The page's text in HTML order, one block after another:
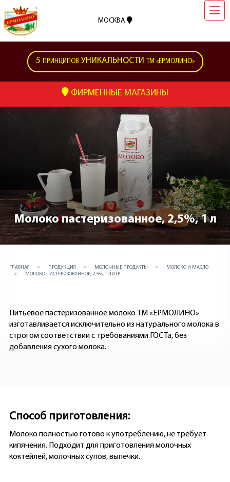
МОСКВА
5 ПРИНЦИПОВ УНИКАЛЬНОСТИ ТМ «ЕРМОЛИНО»
ФИРМЕННЫЕ МАГАЗИНЫ
Молоко пастеризованное, 2,5%, 1 л
ГЛАВНАЯ ПРОДУКЦИЯ МОЛОЧНЫЕ ПРОДУКТЫ
МОЛОКО И МАСЛО
МОЛОКО ПАСТЕРИЗОВАННОЕ, 2.5%, 1 ЛИТР
Питьевое пастеризованное молоко ТМ «ЕРМОЛИНО»
изготавливается исключительно из натурального молока в
строгом соответствии с требованиями ГОСТа, без
добавления сухого молока.
Способ приготовления:
Молоко полностью готово к употреблению, не требует
кипячения. Подходит для приготовления молочных
коктейлей, молочных супов, выпечки.